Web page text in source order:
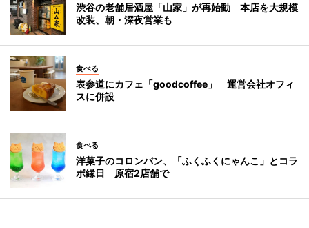
渋谷の老舗居酒屋「山家」が再始動 本店を大規模
改装、朝・深夜営業も
食べる
表参道にカフェ「goodcoffee」 運営会社オフィ
スに併設
食べる
洋菓子のコロンバン、「ふくふくにゃんこ」とコラ
ボ縁日 原宿2店舗で